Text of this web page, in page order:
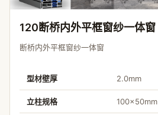
120断桥内外平框窗纱一体窗
断桥内外平框窗纱一体窗
型材壁厚 2.0mm
立柱规格 100×50mm